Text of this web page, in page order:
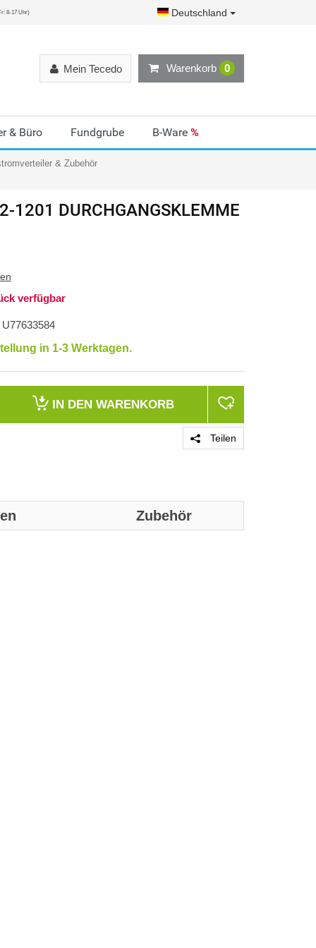
8-17 Uhr) Deutschland
Warenkorb 0
Mein Tecedo
& Büro Fundgrube B-Ware %
& Zubehör
1201 DURCHGANGSKLEMME
verfügbar
U77633584
in 1-3 Werktagen.
IN DEN WARENKORB
Teilen
Zubehör